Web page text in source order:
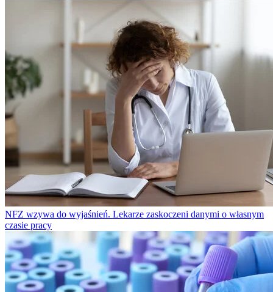
NFZ wzywa do wyjaśnień. Lekarze zaskoczeni danymi o własnym
czasie pracy